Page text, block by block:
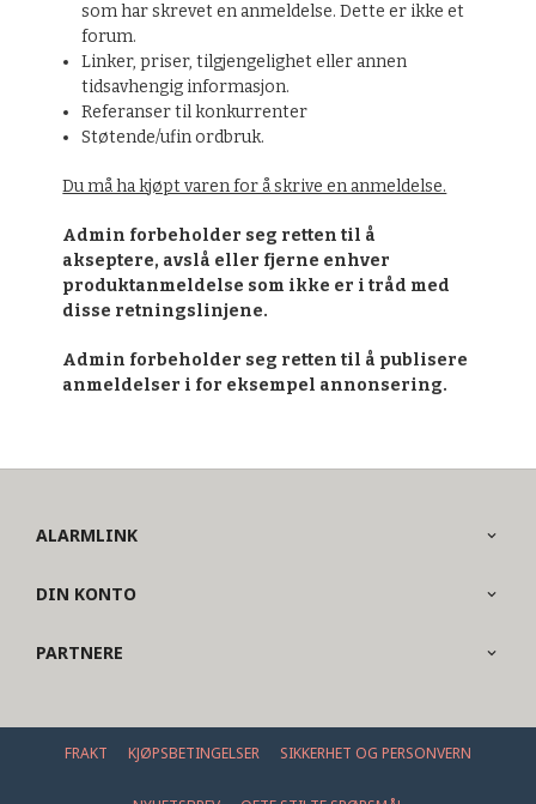
som har skrevet en anmeldelse. Dette er ikke et
forum.
Linker, priser, tilgjengelighet eller annen
tidsavhengig informasjon.
Referanser til konkurrenter
Støtende/ufin ordbruk.
Du må ha kjøpt varen for å skrive en anmeldelse.
Admin forbeholder seg retten til å
akseptere, avslå eller fjerne enhver
produktanmeldelse som ikke er i tråd med
disse retningslinjene.
Admin forbeholder seg retten til å publisere
anmeldelser i for eksempel annonsering.
ALARMLINK
DIN KONTO
PARTNERE
FRAKT KJØPSBETINGELSER SIKKERHET OG PERSONVERN